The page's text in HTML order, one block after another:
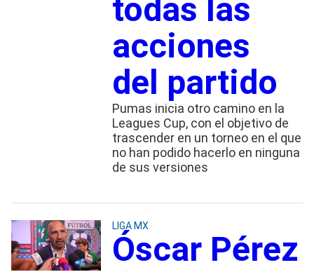
todas las
acciones
del partido
Pumas inicia otro camino en la
Leagues Cup, con el objetivo de
trascender en un torneo en el que
no han podido hacerlo en ninguna
de sus versiones
LIGA MX
Óscar Pérez